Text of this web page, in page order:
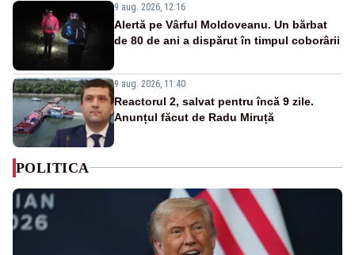
9 aug. 2026, 12:16
Alertă pe Vârful Moldoveanu. Un bărbat
de 80 de ani a dispărut în timpul coborârii
9 aug. 2026, 11:40
Reactorul 2, salvat pentru încă 9 zile.
Anunțul făcut de Radu Miruță
POLITICA